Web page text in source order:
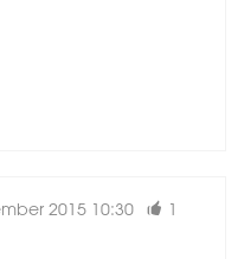
2015 10:30 1